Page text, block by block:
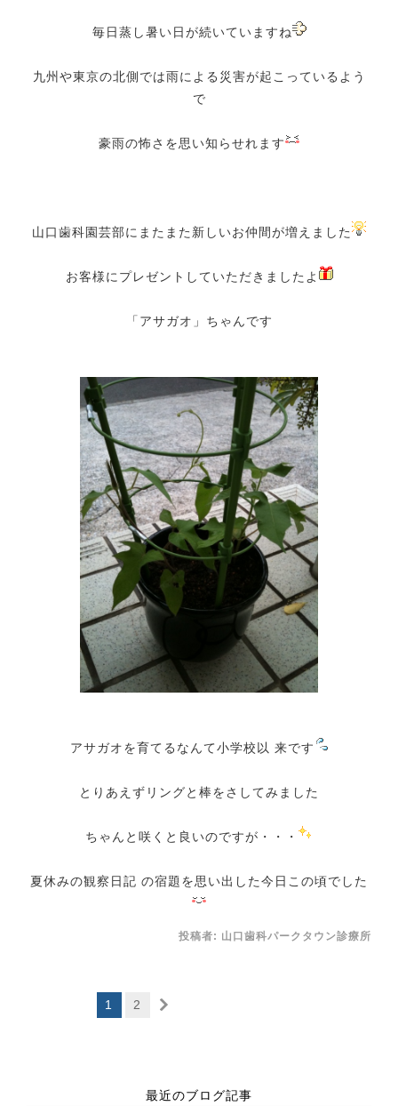
毎日蒸し暑い日が続いていますね
九州や東京の北側では雨による災害が起こっているよう
で
豪雨の怖さを思い知らせれます
山口歯科園芸部にまたまた新しいお仲間が増えました
お客様にプレゼントしていただきましたよ
「アサガオ」ちゃんです
アサガオを育てるなんて小学校以 来です
とりあえずリングと棒をさしてみました
ちゃんと咲くと良いのですが・・・
夏休みの観察日記 の宿題を思い出した今日この頃でした
投稿者: 山口歯科パークタウン診療所
1 2
最近のブログ記事